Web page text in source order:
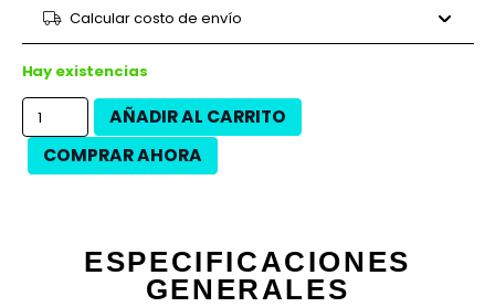
12 cuotas $738.050
9 cuotasCalcular costo de envío
Hay existencias
AÑADIR AL CARRITO
COMPRAR AHORA
ESPECIFICACIONES
GENERALES